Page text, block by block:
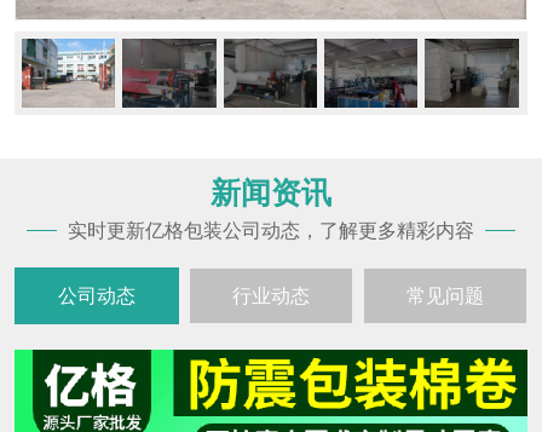
新闻资讯
实时更新亿格包装公司动态，了解更多精彩内容
公司动态 行业动态 常见问题